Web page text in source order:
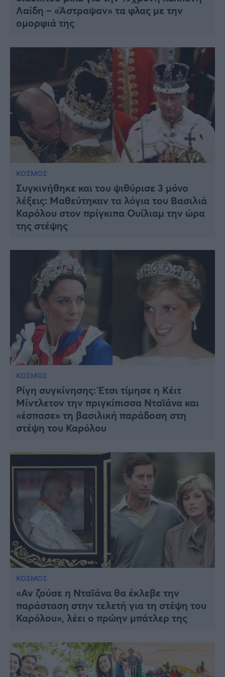
Λαίδη – «Άστραψαν» τα φλας με την
ομορφιά της
ΚΟΣΜΟΣ
Συγκινήθηκε και του ψιθύρισε 3 μόνο
λέξεις: Μαθεύτηκαν τα λόγια του Βασιλιά
Καρόλου στον πρίγκιπα Ουίλιαμ την ώρα
της στέψης
ΚΟΣΜΟΣ
Ρίγη συγκίνησης: Έτσι τίμησε η Κέιτ
Μίντλετον την πριγκίπισσα Νταϊάνα και
«έσπασε» τη βασιλική παράδοση στη
στέψη του Καρόλου
ΚΟΣΜΟΣ
«Αν ζούσε η Νταϊάνα θα έκλεβε την
παράσταση στην τελετή για τη στέψη του
Καρόλου», λέει ο πρώην μπάτλερ της